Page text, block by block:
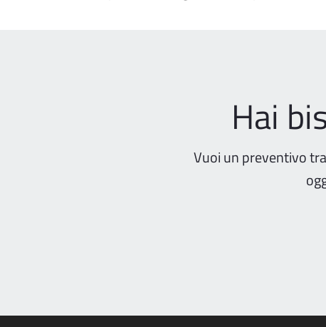
Hai
Vuoi un preventivo